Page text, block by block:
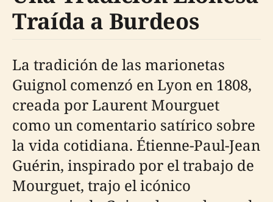
Traída a Burdeos
La tradición de las marionetas
Guignol comenzó en Lyon en 1808,
creada por Laurent Mourguet
como un comentario satírico sobre
la vida cotidiana. Étienne-Paul-Jean
Guérin, inspirado por el trabajo de
Mourguet, trajo el icónico